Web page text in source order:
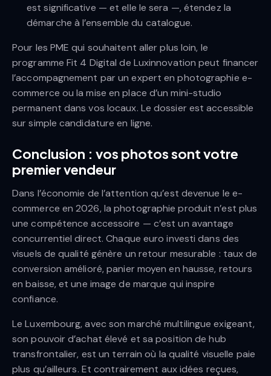
est significative — et elle le sera —, étendez la
démarche à l’ensemble du catalogue.
Pour les PME qui souhaitent aller plus loin, le
programme Fit 4 Digital de Luxinnovation peut financer
l’accompagnement par un expert en photographie e-
commerce ou la mise en place d’un mini-studio
permanent dans vos locaux. Le dossier est accessible
sur simple candidature en ligne.
Conclusion : vos photos sont votre
premier vendeur
Dans l’économie de l’attention qu’est devenue le e-
commerce en 2026, la photographie produit n’est plus
une compétence accessoire — c’est un avantage
concurrentiel direct. Chaque euro investi dans des
visuels de qualité génère un retour mesurable : taux de
conversion amélioré, panier moyen en hausse, retours
en baisse, et une image de marque qui inspire
confiance.
Le Luxembourg, avec son marché multilingue exigeant,
son pouvoir d’achat élevé et sa position de hub
transfrontalier, est un terrain où la qualité visuelle paie
plus qu’ailleurs. Et contrairement aux idées reçues,